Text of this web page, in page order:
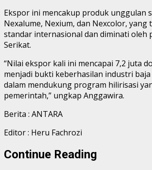
Ekspor ini mencakup produk unggulan
Nexalume, Nexium, dan Nexcolor, yang
standar internasional dan diminati oleh
Serikat.
“Nilai ekspor kali ini mencapai 7,2 juta
menjadi bukti keberhasilan industri
dalam mendukung program hilirisasi
pemerintah,” ungkap Anggawira.
Berita : ANTARA
Editor : Heru Fachrozi
Continue Reading